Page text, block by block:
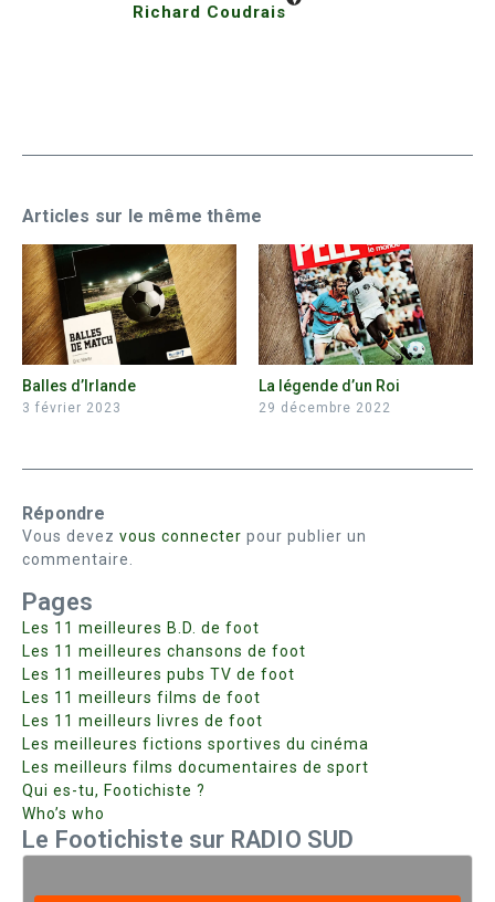
Richard Coudrais
Articles sur le même thême
Balles d’Irlande
3 février 2023
La légende d’un Roi
29 décembre 2022
Répondre
Vous devez vous connecter pour publier un
commentaire.
Pages
Les 11 meilleures B.D. de foot
Les 11 meilleures chansons de foot
Les 11 meilleures pubs TV de foot
Les 11 meilleurs films de foot
Les 11 meilleurs livres de foot
Les meilleures fictions sportives du cinéma
Les meilleurs films documentaires de sport
Qui es-tu, Footichiste ?
Who’s who
Le Footichiste sur RADIO SUD